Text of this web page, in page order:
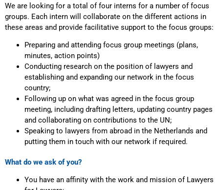
We are looking for a total of four interns for a number of focus
groups. Each intern will collaborate on the different actions in
these areas and provide facilitative support to the focus groups:
Preparing and attending focus group meetings (plans,
minutes, action points)
Conducting research on the position of lawyers and
establishing and expanding our network in the focus
country;
Following up on what was agreed in the focus group
meeting, including drafting letters, updating country pages
and collaborating on contributions to the UN;
Speaking to lawyers from abroad in the Netherlands and
putting them in touch with our network if required.
What do we ask of you?
You have an affinity with the work and mission of Lawyers